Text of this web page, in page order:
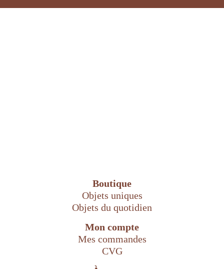
Boutique
Objets uniques
Objets du quotidien
Mon compte
Mes commandes
CVG